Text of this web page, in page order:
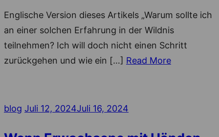
Englische Version dieses Artikels „Warum sollte ich
an einer solchen Erfahrung in der Wildnis
teilnehmen? Ich will doch nicht einen Schritt
zurückgehen und wie ein […] Read More
blog Posted
Juli 12, 2024Juli 16, 2024